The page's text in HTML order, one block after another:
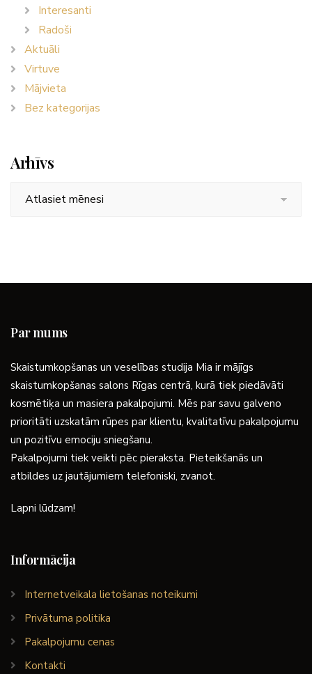
Interesanti
Radoši
Aktuāli
Virtuve
Mājvieta
Bez kategorijas
Arhīvs
Arhīvs
Par mums
Skaistumkopšanas un veselības studija Mia ir mājīgs
skaistumkopšanas salons Rīgas centrā, kurā tiek piedāvāti
kosmētiķa un masiera pakalpojumi. Mēs par savu galveno
prioritāti uzskatām rūpes par klientu, kvalitatīvu pakalpojumu
un pozitīvu emociju sniegšanu.
Pakalpojumi tiek veikti pēc pieraksta. Pieteikšanās un
atbildes uz jautājumiem telefoniski, zvanot.
Lapni lūdzam!
Informācija
Internetveikala lietošanas noteikumi
Privātuma politika
Pakalpojumu cenas
Kontakti